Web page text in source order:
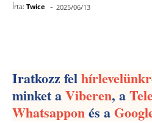
Írta: Twice - 2025/06/13
Iratkozz fel
minket aViberen, a
Whatsapponés a